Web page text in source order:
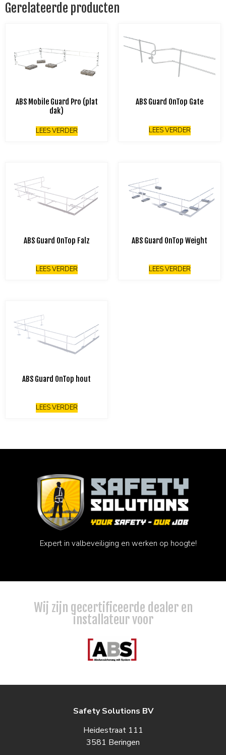
Gerelateerde producten
ABS Mobile Guard Pro (plat
dak)
LEES VERDER
ABS Guard OnTop Gate
LEES VERDER
ABS Guard OnTop Falz
LEES VERDER
ABS Guard OnTop Weight
LEES VERDER
ABS Guard OnTop hout
LEES VERDER
Expert in valbeveiliging en werken op hoogte!
Wij zijn gecertificeerde dealer en
installateur voor
Safety Solutions BV
Heidestraat 111
3581 Beringen